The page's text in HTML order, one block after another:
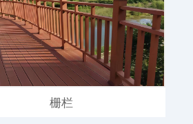
栅栏